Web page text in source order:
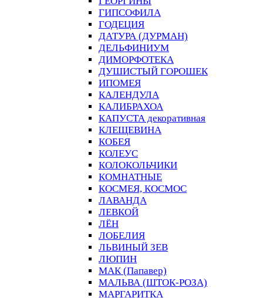
ГИПСОФИЛА
ГОДЕЦИЯ
ДАТУРА (ДУРМАН)
ДЕЛЬФИНИУМ
ДИМОРФОТЕКА
ДУШИСТЫЙ ГОРОШЕК
ИПОМЕЯ
КАЛЕНДУЛА
КАЛИБРАХОА
КАПУСТА декоративная
КЛЕЩЕВИНА
КОБЕЯ
КОЛЕУС
КОЛОКОЛЬЧИКИ
КОМНАТНЫЕ
КОСМЕЯ, КОСМОС
ЛАВАНДА
ЛЕВКОЙ
ЛЁН
ЛОБЕЛИЯ
ЛЬВИНЫЙ ЗЕВ
ЛЮПИН
МАК (Папавер)
МАЛЬВА (ШТОК-РОЗА)
МАРГАРИТКА